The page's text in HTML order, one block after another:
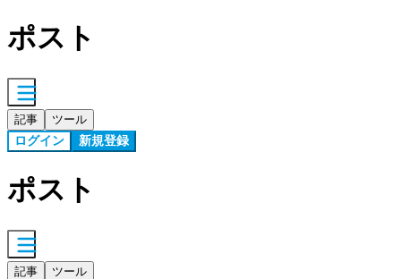
ポスト
記事 ツール
ログイン 新規登録
ポスト
記事 ツール